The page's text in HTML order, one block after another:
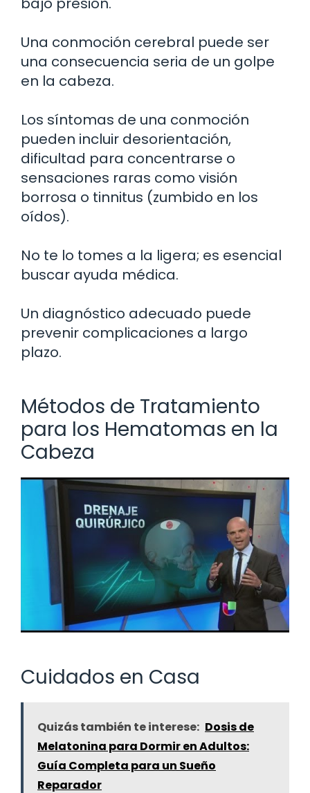
Una conmoción cerebral puede ser
una consecuencia seria de un golpe
en la cabeza.
Los síntomas de una conmoción
pueden incluir desorientación,
dificultad para concentrarse o
sensaciones raras como visión
borrosa o tinnitus (zumbido en los
oídos).
No te lo tomes a la ligera; es esencial
buscar ayuda médica.
Un diagnóstico adecuado puede
prevenir complicaciones a largo
plazo.
Métodos de Tratamiento
para los Hematomas en la
Cabeza
Cuidados en Casa
Quizás también te interese: Dosis de
Melatonina para Dormir en Adultos:
Guía Completa para un Sueño
Reparador